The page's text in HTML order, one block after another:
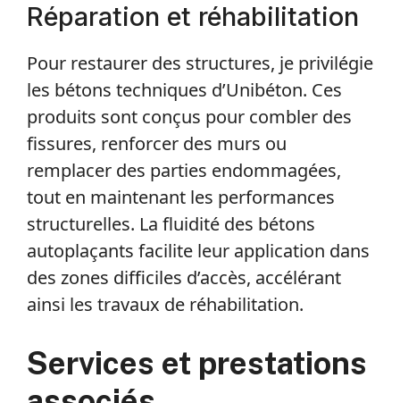
Réparation et réhabilitation
Pour restaurer des structures, je privilégie
les bétons techniques d’Unibéton. Ces
produits sont conçus pour combler des
fissures, renforcer des murs ou
remplacer des parties endommagées,
tout en maintenant les performances
structurelles. La fluidité des bétons
autoplaçants facilite leur application dans
des zones difficiles d’accès, accélérant
ainsi les travaux de réhabilitation.
Services et prestations